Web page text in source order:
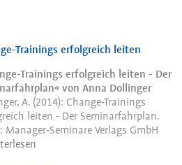
Trainings erfolgreich leiten
Trainings erfolgreich leiten - Der
von Anna Dollinger
A. (2014): Change-Trainings
leiten - Der Seminarfahrplan.
Manager-Seminare Verlags GmbH